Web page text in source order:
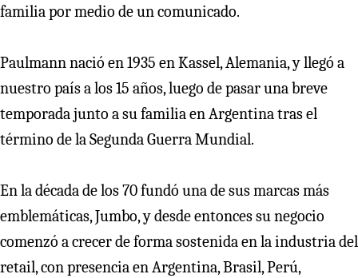
familia por medio de un comunicado.
Paulmann nació en 1935 en Kassel, Alemania, y llegó a
nuestro país a los 15 años, luego de pasar una breve
temporada junto a su familia en Argentina tras el
término de la Segunda Guerra Mundial.
En la década de los 70 fundó una de sus marcas más
emblemáticas, Jumbo, y desde entonces su negocio
comenzó a crecer de forma sostenida en la industria del
retail, con presencia en Argentina, Brasil, Perú,